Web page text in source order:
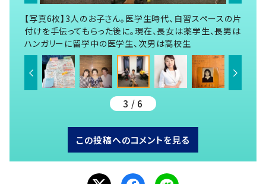
【写真6枚】3人のお子さん。医学生時代、自習スペースの片
付けを手伝ってもらった後に。現在、長女は薬学生、長男は
ハンガリーに留学中の医学生、次男は高校生
3 / 6
この投稿へのコメントを見る